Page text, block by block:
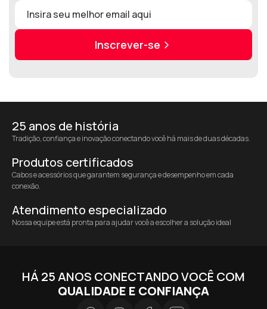
Inscrever-se
25 anos de história
Tradição, confiança e inovação conectando você há mais de duas décadas.
Produtos certificados
Cabos e acessórios que garantem segurança e desempenho em cada
conexão.
Atendimento especializado
Nossa equipe está pronta para ajudar você a escolher a solução ideal
HÁ 25 ANOS CONECTANDO VOCÊ COM
QUALIDADE E CONFIANÇA